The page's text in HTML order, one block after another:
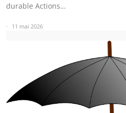
durable Actions…
11 mai 2026